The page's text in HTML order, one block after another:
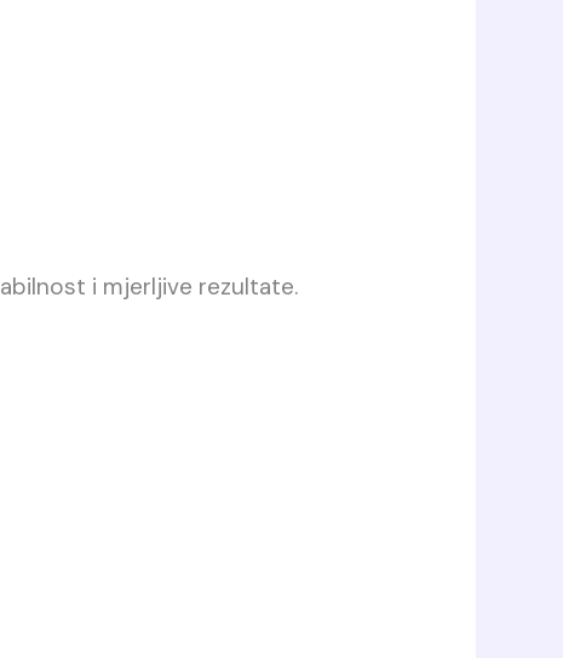
i mjerljive rezultate.